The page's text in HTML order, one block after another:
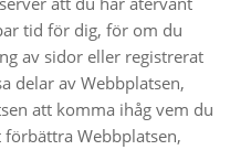
tid för dig, för om du
av sidor eller registrerat
delar av Webbplatsen,
att komma ihåg vem du
Webbplatsen,